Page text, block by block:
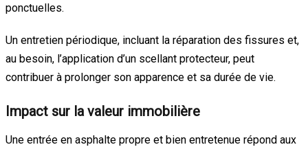
ponctuelles.
Un entretien périodique, incluant la réparation des fissures et,
au besoin, l’application d’un scellant protecteur, peut
contribuer à prolonger son apparence et sa durée de vie.
Impact sur la valeur immobilière
Une entrée en asphalte propre et bien entretenue répond aux